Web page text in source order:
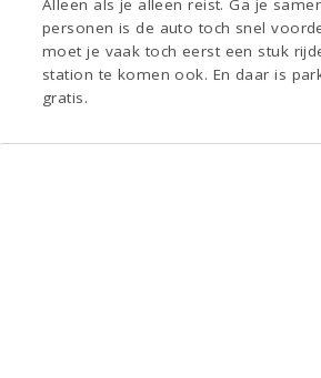
Alleen als je alleen reist. Ga je
personen is de auto toch snel
moet je vaak toch eerst een stuk
station te komen ook. En daar is
gratis.